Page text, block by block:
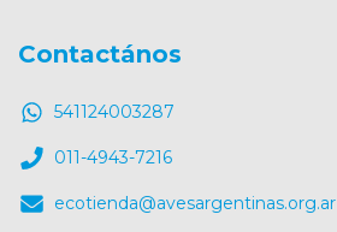
Contactános
541124003287
011-4943-7216
ecotienda@avesargentinas.org.ar